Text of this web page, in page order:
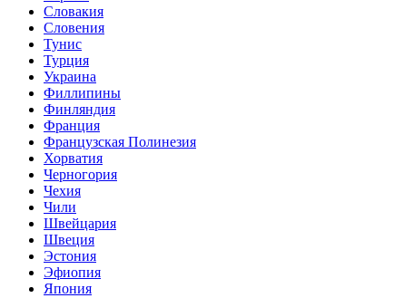
Словакия
Словения
Тунис
Турция
Украина
Филлипины
Финляндия
Франция
Французская Полинезия
Хорватия
Черногория
Чехия
Чили
Швейцария
Швеция
Эстония
Эфиопия
Япония